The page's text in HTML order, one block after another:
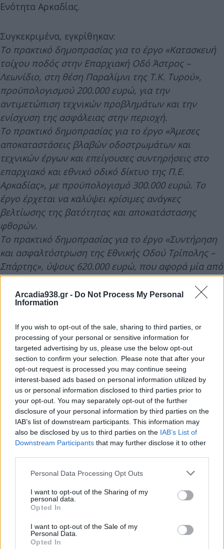
Arcadia938.gr - Do Not Process My Personal
Information
If you wish to opt-out of the sale, sharing to third parties, or
processing of your personal or sensitive information for
targeted advertising by us, please use the below opt-out
section to confirm your selection. Please note that after your
opt-out request is processed you may continue seeing
interest-based ads based on personal information utilized by
us or personal information disclosed to third parties prior to
your opt-out. You may separately opt-out of the further
disclosure of your personal information by third parties on the
IAB’s list of downstream participants. This information may
also be disclosed by us to third parties on the IAB’s List of
Downstream Participants that may further disclose it to other
Personal Data Processing Opt Outs
I want to opt-out of the Sharing of my
personal data.
Opted In
I want to opt-out of the Sale of my
Personal Data.
Opted In
Ενότητα Αρκαδίας.
Συγκεκριμένα, εγκρίθηκαν:
Το πρακτικό δημοπρασίας για το έργο «Κατασκευή
τοίχου ποδός στην Επαρχιακή Οδό Άστρος –
Λεωνίδιο, στη θέση Παραλίμνι της Τ.Κ. Τυρού»,
προϋπολογισμού 200.000 ευρώ, για την
αντιμετώπιση τεχνικών προβλημάτων και την
ενίσχυση της ασφάλειας στην περιοχή.
Το πρακτικό δημοπρασίας για το έργο «Άμεσες
αποκαταστάσεις βλαβών οδοστρωμάτων και
τεχνικών έργων και επείγουσες συντηρήσεις στο
επαρχιακό και εθνικό οδικό δίκτυο της Π.Ε.
Αρκαδίας», με προϋπολογισμό 300.000 ευρώ. Το
έργο έρχεται να καλύψει κρίσιμες ανάγκες
βελτίωσης της βατότητας και αποκατάστασης
φθορών.
Το πρακτικό δημοπρασίας για το έργο «Συντήρηση
και ασφαλτόστρωση της Εθνικής Οδού Τρίπολης –
Σπάρτης», ύψους 620.000 ευρώ, που αφορά μία από
τις σημαντικότερες οδικές αρτηρίες της
Πελοποννήσου, κρίσιμη για την ασφάλεια και τη
διασύνδεση περιοχών εντός και εκτός της
Οι αποφάσεις αυτές εντάσσονται σε ένα ευρύτερο
πλέγμα παρεμβάσεων της Περιφέρειας
Πελοποννήσου για την ενίσχυση των υποδομών
στην Αρκαδία και τη διαρκή μέριμνα για την
καθημερινότητα των πολιτών.
Σε δήλωσή του, ο Περιφερειάρχης Πελοποννήσου
Δημήτρης Πτωχός σημείωσε: "Στην Αρκαδία, όπως
και σε κάθε γωνιά της Πελοποννήσου, προχωρούμε
με σχέδιο, ταχύτητα και συνέπεια στην υλοποίηση
έργων που θωρακίζουν την οδική ασφάλεια,
βελτιώνουν την καθημερινότητα και αποτυπώνουν
τη νέα αντίληψη που φέρνουμε στη διαχείριση των
τοπικών υποδομών. Παρακολουθούμε,
παρεμβαίνουμε και δίνουμε λύσεις με μετρήσιμο